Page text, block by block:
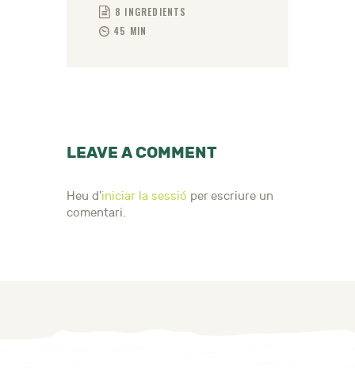
8 INGREDIENTS
45 MIN
LEAVE A COMMENT
Heu d'iniciar la sessió per escriure un
comentari.